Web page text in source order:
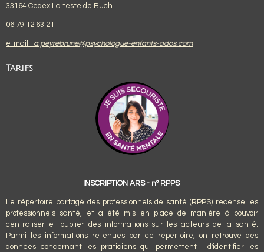
33164 Cedex La teste de Buch
06.79.12.63.21
e-mail : a.peyrebrune@psychologue-enfants-ados.com
Tarifs
INSCRIPTION ARS - n° RPPS
Le répertoire partagé des professionnels de santé (RPPS) recense les
professionnels santé, et a été mis en place de manière à pouvoir
centraliser et publier des informations sur les acteurs de la santé.
Parmi les informations retenues par ce répertoire, on retrouve des
données concernant les praticiens qui permettent : d'identifier les